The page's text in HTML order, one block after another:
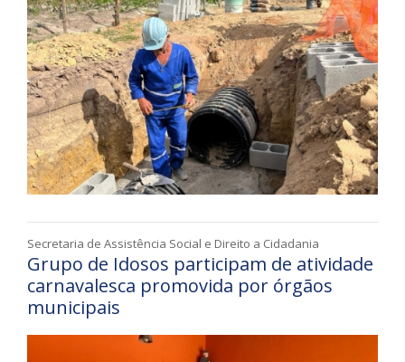
Secretaria de Assistência Social e Direito a Cidadania
Grupo de Idosos participam de atividade
carnavalesca promovida por órgãos
municipais